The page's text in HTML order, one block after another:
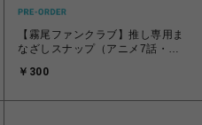
【霧尾ファンクラブ】推し専用ま
なざしスナップ（アニメ7話・全5
￥300